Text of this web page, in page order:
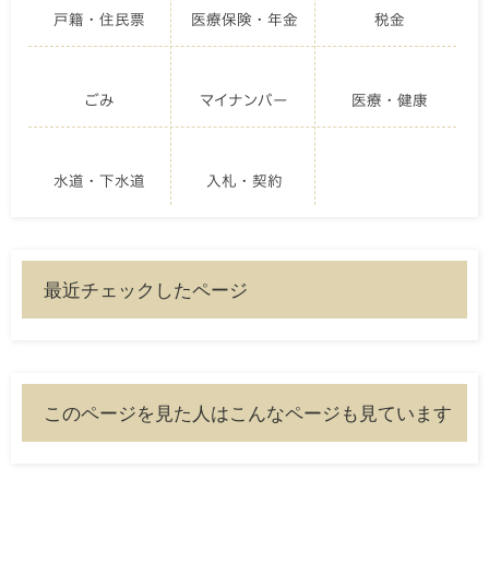
戸籍・住民票 医療保険・年金 税金
ごみ マイナンバー 医療・健康
水道・下水道 入札・契約
最近チェックしたページ
このページを見た人はこんなページも見ています